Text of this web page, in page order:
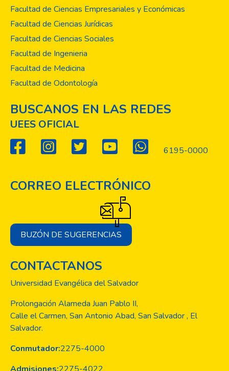
Facultad de Ciencias Empresariales y Económicas
Facultad de Ciencias Jurídicas
Facultad de Ciencias Sociales
Facultad de Ingenieria
Facultad de Medicina
Facultad de Odontología
BUSCANOS EN LAS REDES
UEES OFICIAL
6195-0000
CORREO ELECTRÓNICO
BUZÓN DE SUGERENCIAS
CONTACTANOS
Universidad Evangélica del Salvador
Prolongación Alameda Juan Pablo II,
Calle el Carmen, San Antonio Abad, San Salvador , El
Salvador.
Conmutador:2275-4000